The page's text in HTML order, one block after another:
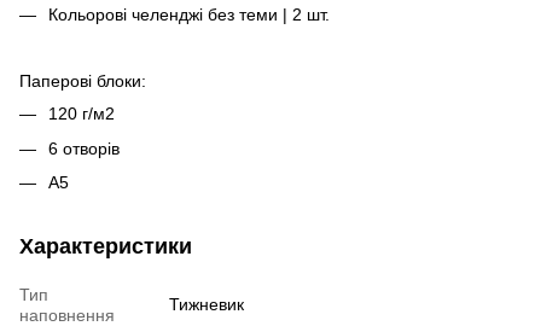
Кольорові челенджі без теми | 2 шт.
Паперові блоки:
120 г/м2
6 отворів
А5
Характеристики
Тип
наповнення
Тижневик